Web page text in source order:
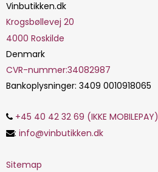
Vinbutikken.dk
Krogsbøllevej 20
4000 Roskilde
Denmark
CVR-nummer:34082987
Bankoplysninger: 3409 0010918065
+45 40 42 32 69 (IKKE MOBILEPAY)
: info@vinbutikken.dk
Sitemap